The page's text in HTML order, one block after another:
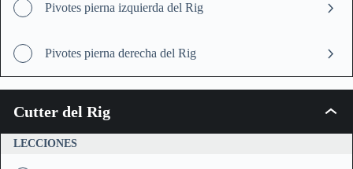
Pivotes pierna izquierda del Rig
Pivotes pierna derecha del Rig
Cutter del Rig
Cutter
LECCIONES